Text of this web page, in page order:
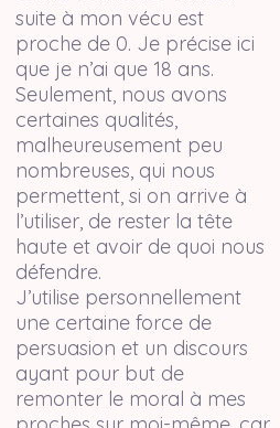
suite à mon vécu est
proche de 0. Je précise ici
que je n’ai que 18 ans.
Seulement, nous avons
certaines qualités,
malheureusement peu
nombreuses, qui nous
permettent, si on arrive à
l’utiliser, de rester la tête
haute et avoir de quoi nous
défendre.
J’utilise personnellement
une certaine force de
persuasion et un discours
ayant pour but de
remonter le moral à mes